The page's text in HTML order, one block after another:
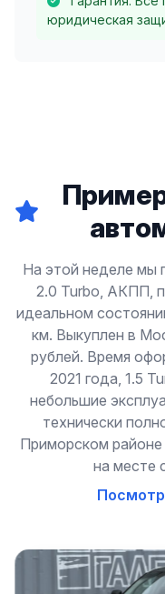
юридическая
На этой неделе мы
2.0 Turbo, АКПП,
идеальном
км. Выкуплен в
рублей. Время
2021 года, 1.5
небольшие
технически
Приморском районе
на месте